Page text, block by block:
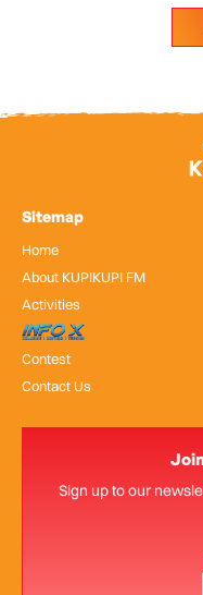
Sitemap
Home
About KUPIKUPI FM
Activities
InfoX
Contest
Contact Us
Sign up to our